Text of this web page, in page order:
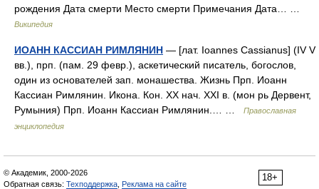
рождения Дата смерти Место смерти Примечания Дата… …
Википедия
ИОАНН КАССИАН РИМЛЯНИН — [лат. Ioannes Cassianus] (IV V
вв.), прп. (пам. 29 февр.), аскетический писатель, богослов,
один из основателей зап. монашества. Жизнь Прп. Иоанн
Кассиан Римлянин. Икона. Кон. XX нач. XXI в. (мон рь Дервент,
Румыния) Прп. Иоанн Кассиан Римлянин.… …
Православная
энциклопедия
18+
© Академик, 2000-2026
Обратная связь: Техподдержка Реклама на сайте